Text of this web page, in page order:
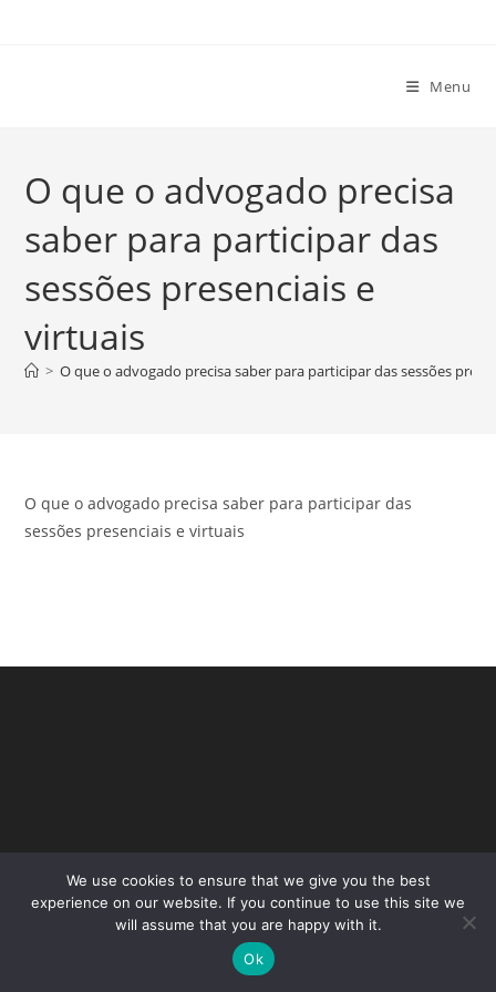
Menu
O que o advogado precisa
saber para participar das
sessões presenciais e
virtuais
> O que o advogado precisa saber para participar das sessões
O que o advogado precisa saber para participar das
sessões presenciais e virtuais
Copyright - WordPress Theme by OceanWP
We use cookies to ensure that we give you the best
experience on our website. If you continue to use this site we
will assume that you are happy with it.
Ok